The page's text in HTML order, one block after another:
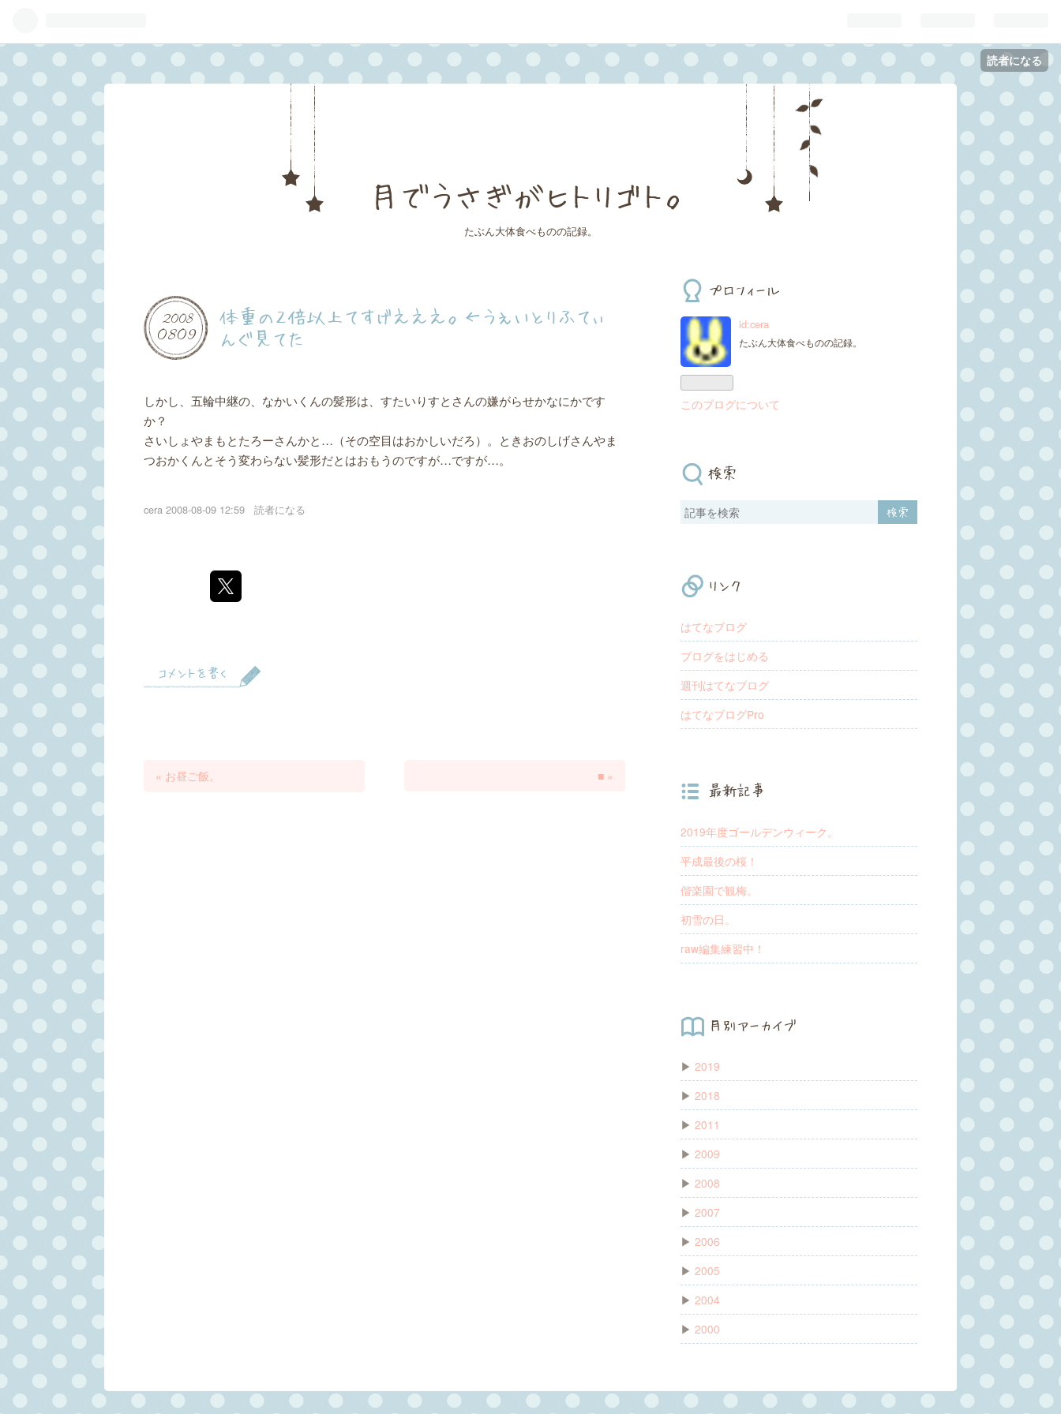
読者になる
月でうさぎがヒトリゴト。
たぶん大体食べものの記録。
2008
0809
体重の２倍以上てすげえええ。←うぇいとりふてぃ
んぐ見てた
しかし、五輪中継の、なかいくんの髪形は、すたいりすとさんの嫌がらせかなにかです
か？
さいしょやまもとたろーさんかと…（その空目はおかしいだろ）。ときおのしげさんやま
つおかくんとそう変わらない髪形だとはおもうのですが…ですが…。
cera 2008-08-09 12:59 読者になる
コメントを書く
« お昼ご飯。 ■ »
プロフィール
id:cera
たぶん大体食べものの記録。
このブログについて
検索
リンク
はてなブログ
ブログをはじめる
週刊はてなブログ
はてなブログPro
最新記事
2019年度ゴールデンウィーク。
平成最後の桜！
偕楽園で観梅。
初雪の日。
raw編集練習中！
月別アーカイブ
▶ 2019
▶ 2018
▶ 2011
▶ 2009
▶ 2008
▶ 2007
▶ 2006
▶ 2005
▶ 2004
▶ 2000